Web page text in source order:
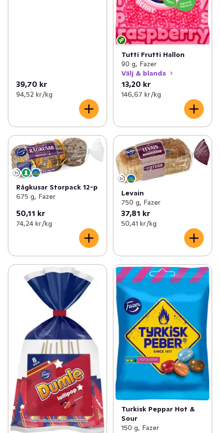
39,70 kr
94,52 kr /kg
Tutti Frutti Hallon
90 g, Fazer
Välj & blanda
13,20 kr
146,67 kr /kg
Rågkusar Storpack 12-p
675 g, Fazer
50,11 kr
74,24 kr /kg
Levain
750 g, Fazer
37,81 kr
50,41 kr /kg
Turkisk Peppar Hot &
Sour
150 g, Fazer